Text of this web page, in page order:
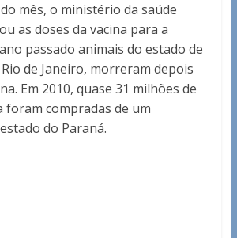
mês, o ministério da saúde
as doses da vacina para a
passado animais do estado de
de Janeiro, morreram depois
Em 2010, quase 31 milhões de
foram compradas de um
do Paraná.